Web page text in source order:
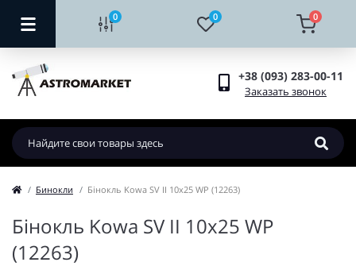
0 0 0
+38 (093) 283-00-11
Заказать звонок
Бинокли Бінокль Kowa SV II 10x25 WP (12263)
Бінокль Kowa SV II 10x25 WP
(12263)